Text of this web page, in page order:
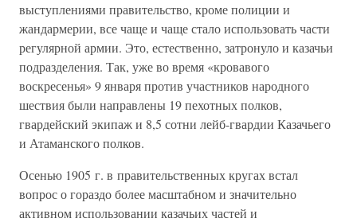
выступлениями правительство, кроме полиции и
жандармерии, все чаще и чаще стало использовать части
регулярной армии. Это, естественно, затронуло и казачьи
подразделения. Так, уже во время «кровавого
воскресенья» 9 января против участников народного
шествия были направлены 19 пехотных полков,
гвардейский экипаж и 8,5 сотни лейб-гвардии Казачьего
и Атаманского полков.
Осенью 1905 г. в правительственных кругах встал
вопрос о гораздо более масштабном и значительно
активном использовании казачьих частей и